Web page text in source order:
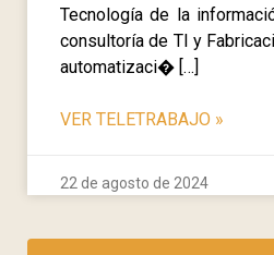
Tecnología de la
consultoría de TI y
automatizaci� […]
VER TELETRABAJO »
22 de agosto de 2024